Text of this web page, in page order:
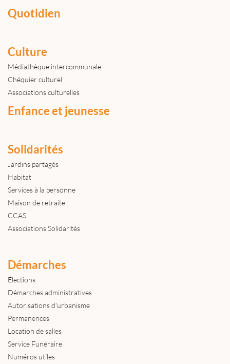
Quotidien
Culture
Médiathèque intercommunale
Chéquier culturel
Associations culturelles
Enfance et jeunesse
Solidarités
Jardins partagés
Habitat
Services à la personne
Maison de retraite
CCAS
Associations Solidarités
Démarches
Élections
Démarches administratives
Autorisations d'urbanisme
Permanences
Location de salles
Service Funéraire
Numéros utiles